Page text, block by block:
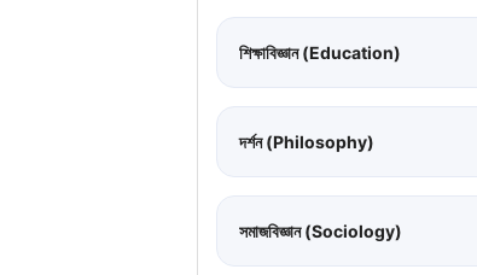
শিক্ষাবিজ্ঞান (Education)
দর্শন (Philosophy)
সমাজবিজ্ঞান (Sociology)